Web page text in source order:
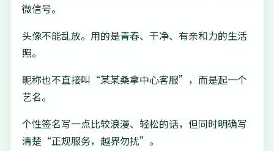
微信号。
头像不能乱放。用的是青春、干净、有亲和力的生活
照。
昵称也不直接叫“某某桑拿中心客服”，而是起一个
艺名。
个性签名写一点比较浪漫、轻松的话，但同时明确写
清楚“正规服务，越界勿扰”。